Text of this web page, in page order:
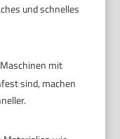
und schnelles
Maschinen mit
sind, machen